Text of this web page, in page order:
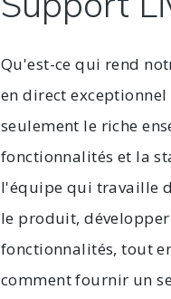
Qu'est-ce qui rend
en direct exceptionnel
seulement le riche
fonctionnalités et la
l'équipe qui travaille
le produit,
fonctionnalités, tout
comment fournir un